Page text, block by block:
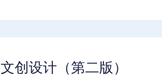
文创设计（第二版）